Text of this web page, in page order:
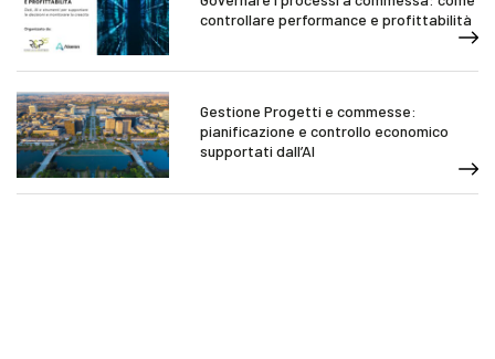
controllare performance e profittabilità
Gestione Progetti e commesse:
pianificazione e controllo economico
supportati dall’AI